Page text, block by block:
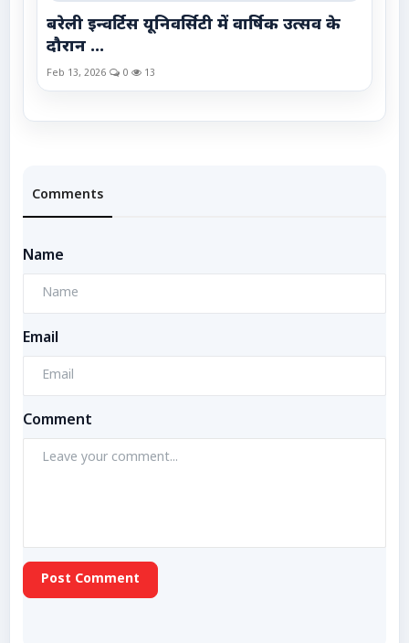
बरेली इन्वर्टिस यूनिवर्सिटी में वार्षिक उत्सव के
दौरान ...
Feb 13, 2026 0 13
Comments
Name
Email
Comment
Post Comment